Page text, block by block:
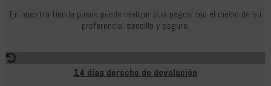
En nuestra tienda pueda puede realizar sus pagos con el medio de su
preferencia, sencillo y seguro.
14 días derecho de devolución